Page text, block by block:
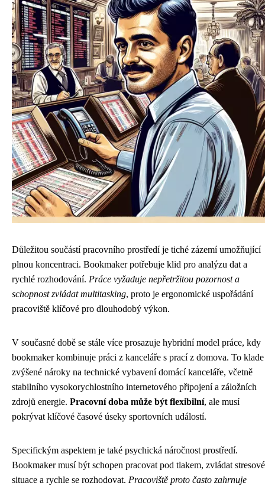
Důležitou součástí pracovního prostředí je tiché zázemí umožňující
plnou koncentraci. Bookmaker potřebuje klid pro analýzu dat a
rychlé rozhodování. Práce vyžaduje nepřetržitou pozornost a
schopnost zvládat multitasking, proto je ergonomické uspořádání
pracoviště klíčové pro dlouhodobý výkon.
V současné době se stále více prosazuje hybridní model práce, kdy
bookmaker kombinuje práci z kanceláře s prací z domova. To klade
zvýšené nároky na technické vybavení domácí kanceláře, včetně
stabilního vysokorychlostního internetového připojení a záložních
zdrojů energie. Pracovní doba může být flexibilní, ale musí
pokrývat klíčové časové úseky sportovních událostí.
Specifickým aspektem je také psychická náročnost prostředí.
Bookmaker musí být schopen pracovat pod tlakem, zvládat stresové
situace a rychle se rozhodovat. Pracoviště proto často zahrnuje